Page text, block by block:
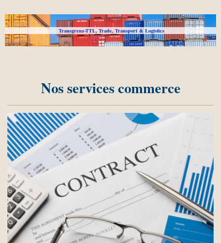
Transgrenz-TTL, Trade, Transport & Logistics
Nos services commerce